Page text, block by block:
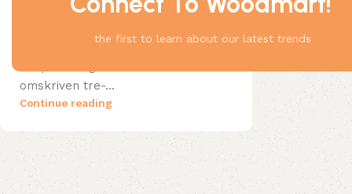
the first to learn about our latest trends
Resplanering
omskriven tre-...
Continue reading